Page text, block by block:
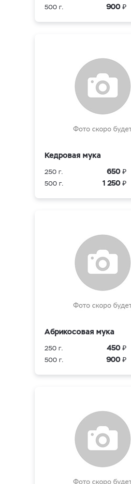
500 г. 900 ₽
Кедровая мука
250 г. 650 ₽
500 г. 1 250 ₽
Абрикосовая мука
250 г. 450 ₽
500 г. 900 ₽